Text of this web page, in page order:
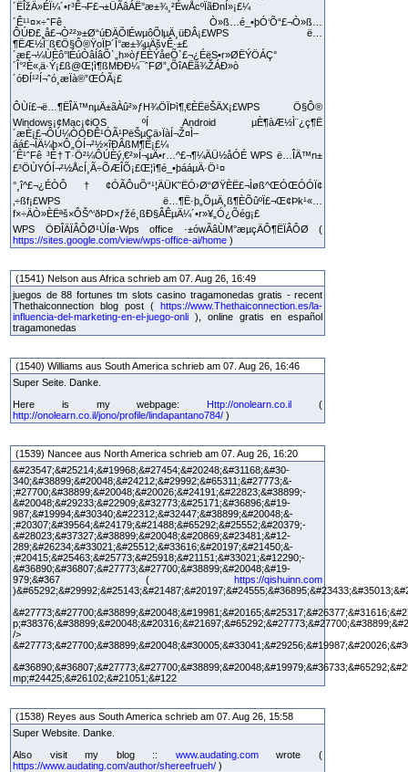
´ËÎžÄ»ÉÏ¼´•r³Ê¬F£¬±ÜÃâÁË°æ±¾¸²ÉwÅcºÏãÐnÍ»¡£¼
´Ê¹¹¤×÷ˆFê Ò»ß…é_•þÓ‘Õ“£¬Ò»ß…
ÔÚÐ£¸å£¬Ò²²»±Ø“úÐÄÕlÉwµôÕlµÄ¸üÐÂ¡£WPS ë…
¶ËÆ½Ì¨ß€Ö§Ô®ŸoÏÞ´Î°æ±¾µÄšvÊ·±£
´æ£¬¼ÙÈô°lÉúÒâÍâÕ`„h»òƒÈÈÝåeÕ`£¬¿ÉëS•r»ØËÝÖÁÇ°
´Î°²È«‚ä·Ý¡£ß@Œ¦ì¶ßMÐÐ¼¯ˆFØ”„ÕîAËã¾ŽÁÐ»ò
´óÐÍ¹²Í¬ˆó¸æÏà®”ŒÓÃ¡£
ÔÙí£¬ë…¶ËÎÄ™nµÄ±ãÀû²»ƒH¾ÖÏÞì¶‚€ÈËëŠÄX¡£WPS Ö§Ô®
Windows¡¢Mac¡¢iOS ºÍ Android µÈ¶àÆ½Ì¨¿ç¶Ë
´æÈ¡£¬ÔÚ¼ÒÖÐÊ¹ÓÃ¹PëŠµÇä›ÏàÍ¬Ž¤Ì–
áá£¬ÎÄ¼þ×Ô„ÓÍ¬²½×îÐÂßM¶È¡£¼
´Ê¹ˆFê ³É†T·Ö²¼ÔÚÈý‚€²»Í¬µÄ•r…^£¬¶¼ÄÜ½åÓÉ WPS ë…ÎÄ™n±
£³ÖÙYÓÍ¬²½ÅcÍ¸Ã÷ÕÆÎÕ¡£Œ¦ì¶é_•þááµÄ·Ö¹¤
°¸î^£¬¿ÉÒÔ†¢ÓÃÔuÕ“¹¦ÄÜK˜ËÓ›Ø“ØŸÈË£¬Ìøß^ŒÓŒÓÓÏ¢
‚÷ßf¡£WPS ë…¶Ë·þ„ÕµÄ¸ß¶ÈÕûºÏ£¬Œ¢Þk¹«…
f×÷ÄÒ»ÈËªš×ÔŠ^‘ðÞD×ƒžé¸ßÐ§ÂÊµÄ¼´•r»¥„Ó¿Õég¡£
WPS ÖÐÎÄÏÂÔØ¹ÙÍø-Wps office ·±ówÃâÙM°æµçÄÔ¶ËÏÂÔØ (
https://sites.google.com/view/wps-office-ai/home )
(1541) Nelson aus Africa schrieb am 07. Aug 26, 16:49
juegos de 88 fortunes tm slots casino tragamonedas gratis - recent
Thethaiconnection blog post ( https://www.Thethaiconnection.es/la-
influencia-del-marketing-en-el-juego-onli ), online gratis en español
tragamonedas
(1540) Williams aus South America schrieb am 07. Aug 26, 16:46
Super Seite. Danke.
Here is my webpage: Http://onolearn.co.il (
http://onolearn.co.il/jono/profile/lindapantano784/ )
(1539) Nancee aus North America schrieb am 07. Aug 26, 16:20
&#23547;&#25214;&#19968;&#27454;&#20248;&#31168;&#30-
340;&#38899;&#20048;&#24212;&#29992;&#65311;&#27773;&-
;#27700;&#38899;&#20048;&#20026;&#24191;&#22823;&#38899;-
&#20048;&#29233;&#22909;&#32773;&#25171;&#36896;&#19-
987;&#19994;&#30340;&#22312;&#32447;&#38899;&#20048;&-
;#20307;&#39564;&#24179;&#21488;&#65292;&#25552;&#20379;-
&#28023;&#37327;&#38899;&#20048;&#20869;&#23481;&#12-
289;&#26234;&#33021;&#25512;&#33616;&#20197;&#21450;&-
;#20415;&#25463;&#25773;&#25918;&#21151;&#33021;&#12290;-
&#36890;&#36807;&#27773;&#27700;&#38899;&#20048;&#19-
979;&#367 ( https://qishuinn.com
/>
mp;#24425;&#26102;&#21051;&#122
(1538) Reyes aus South America schrieb am 07. Aug 26, 15:58
Super Website. Danke.
Also visit my blog :: www.audating.comwrote (
https://www.audating.com/author/shereefrueh/ )